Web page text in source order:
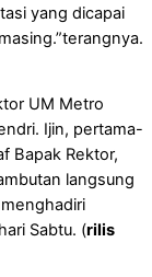
yang dicapai
UM Metro
Ijin, pertama-
Bapak Rektor,
langsung
Sabtu. (rilis